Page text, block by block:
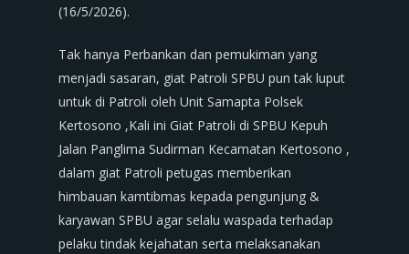
(16/5/2026).
Tak hanya Perbankan dan pemukiman yang
menjadi sasaran, giat Patroli SPBU pun tak luput
untuk di Patroli oleh Unit Samapta Polsek
Kertosono ,Kali ini Giat Patroli di SPBU Kepuh
Jalan Panglima Sudirman Kecamatan Kertosono ,
dalam giat Patroli petugas memberikan
himbauan kamtibmas kepada pengunjung &
karyawan SPBU agar selalu waspada terhadap
pelaku tindak kejahatan serta melaksanakan